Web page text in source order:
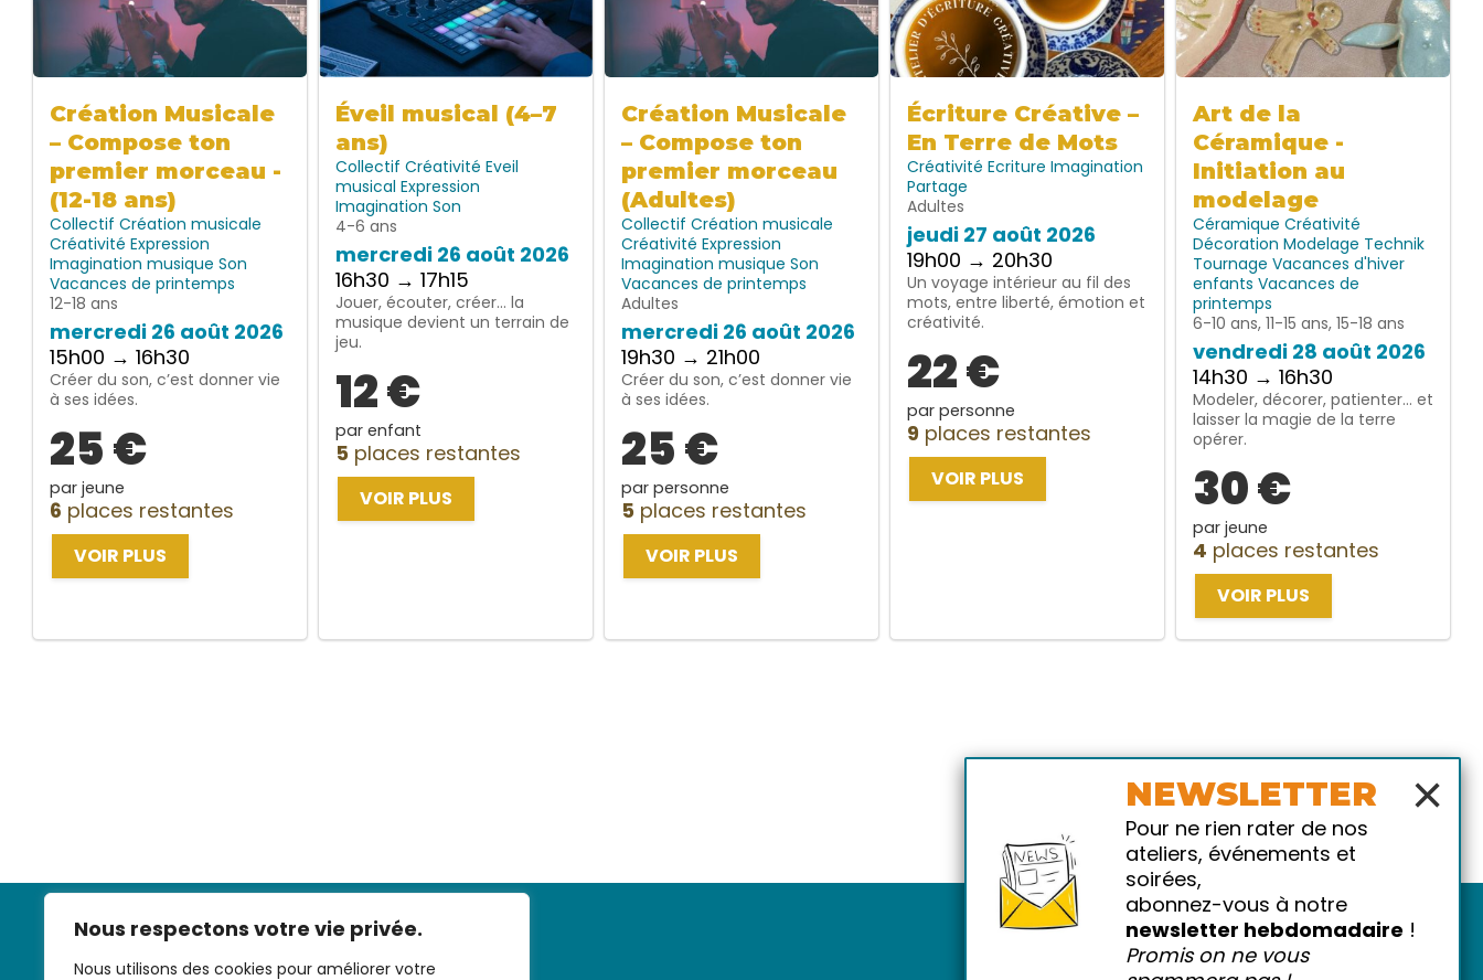
Nous respectons votre vie privée.
Nous utilisons des cookies pour améliorer votre
Création Musicale
– Compose ton
premier morceau -
(12-18 ans)
Collectif Création musicale
Créativité Expression
Imagination musique Son
Vacances de printemps
12-18 ans
mercredi 26 août 2026
15h00 → 16h30
Créer du son, c’est donner vie
à ses idées.
25 €
par jeune
6 places restantes
VOIR PLUS
Éveil musical (4–7
ans)
Collectif Créativité Eveil
musical Expression
Imagination Son
4-6 ans
mercredi 26 août 2026
16h30 → 17h15
Jouer, écouter, créer… la
musique devient un terrain de
jeu.
12 €
par enfant
5 places restantes
VOIR PLUS
Création Musicale
– Compose ton
premier morceau
(Adultes)
Collectif Création musicale
Créativité Expression
Imagination musique Son
Vacances de printemps
Adultes
mercredi 26 août 2026
19h30 → 21h00
Créer du son, c’est donner vie
à ses idées.
25 €
par personne
5 places restantes
VOIR PLUS
Écriture Créative –
En Terre de Mots
Créativité Ecriture Imagination
Partage
Adultes
jeudi 27 août 2026
19h00 → 20h30
Un voyage intérieur au fil des
mots, entre liberté, émotion et
créativité.
22 €
par personne
9 places restantes
VOIR PLUS
Art de la
Céramique -
Initiation au
modelage
Céramique Créativité
Décoration Modelage Technik
Tournage Vacances d'hiver
enfants Vacances de
printemps
6-10 ans, 11-15 ans, 15-18 ans
vendredi 28 août 2026
14h30 → 16h30
Modeler, décorer, patienter… et
laisser la magie de la terre
opérer.
30 €
par jeune
4 places restantes
VOIR PLUS
×
NEWSLETTER
Pour ne rien rater de nos
ateliers, événements et
soirées,
abonnez-vous à notre
newsletter hebdomadaire !
Promis on ne vous